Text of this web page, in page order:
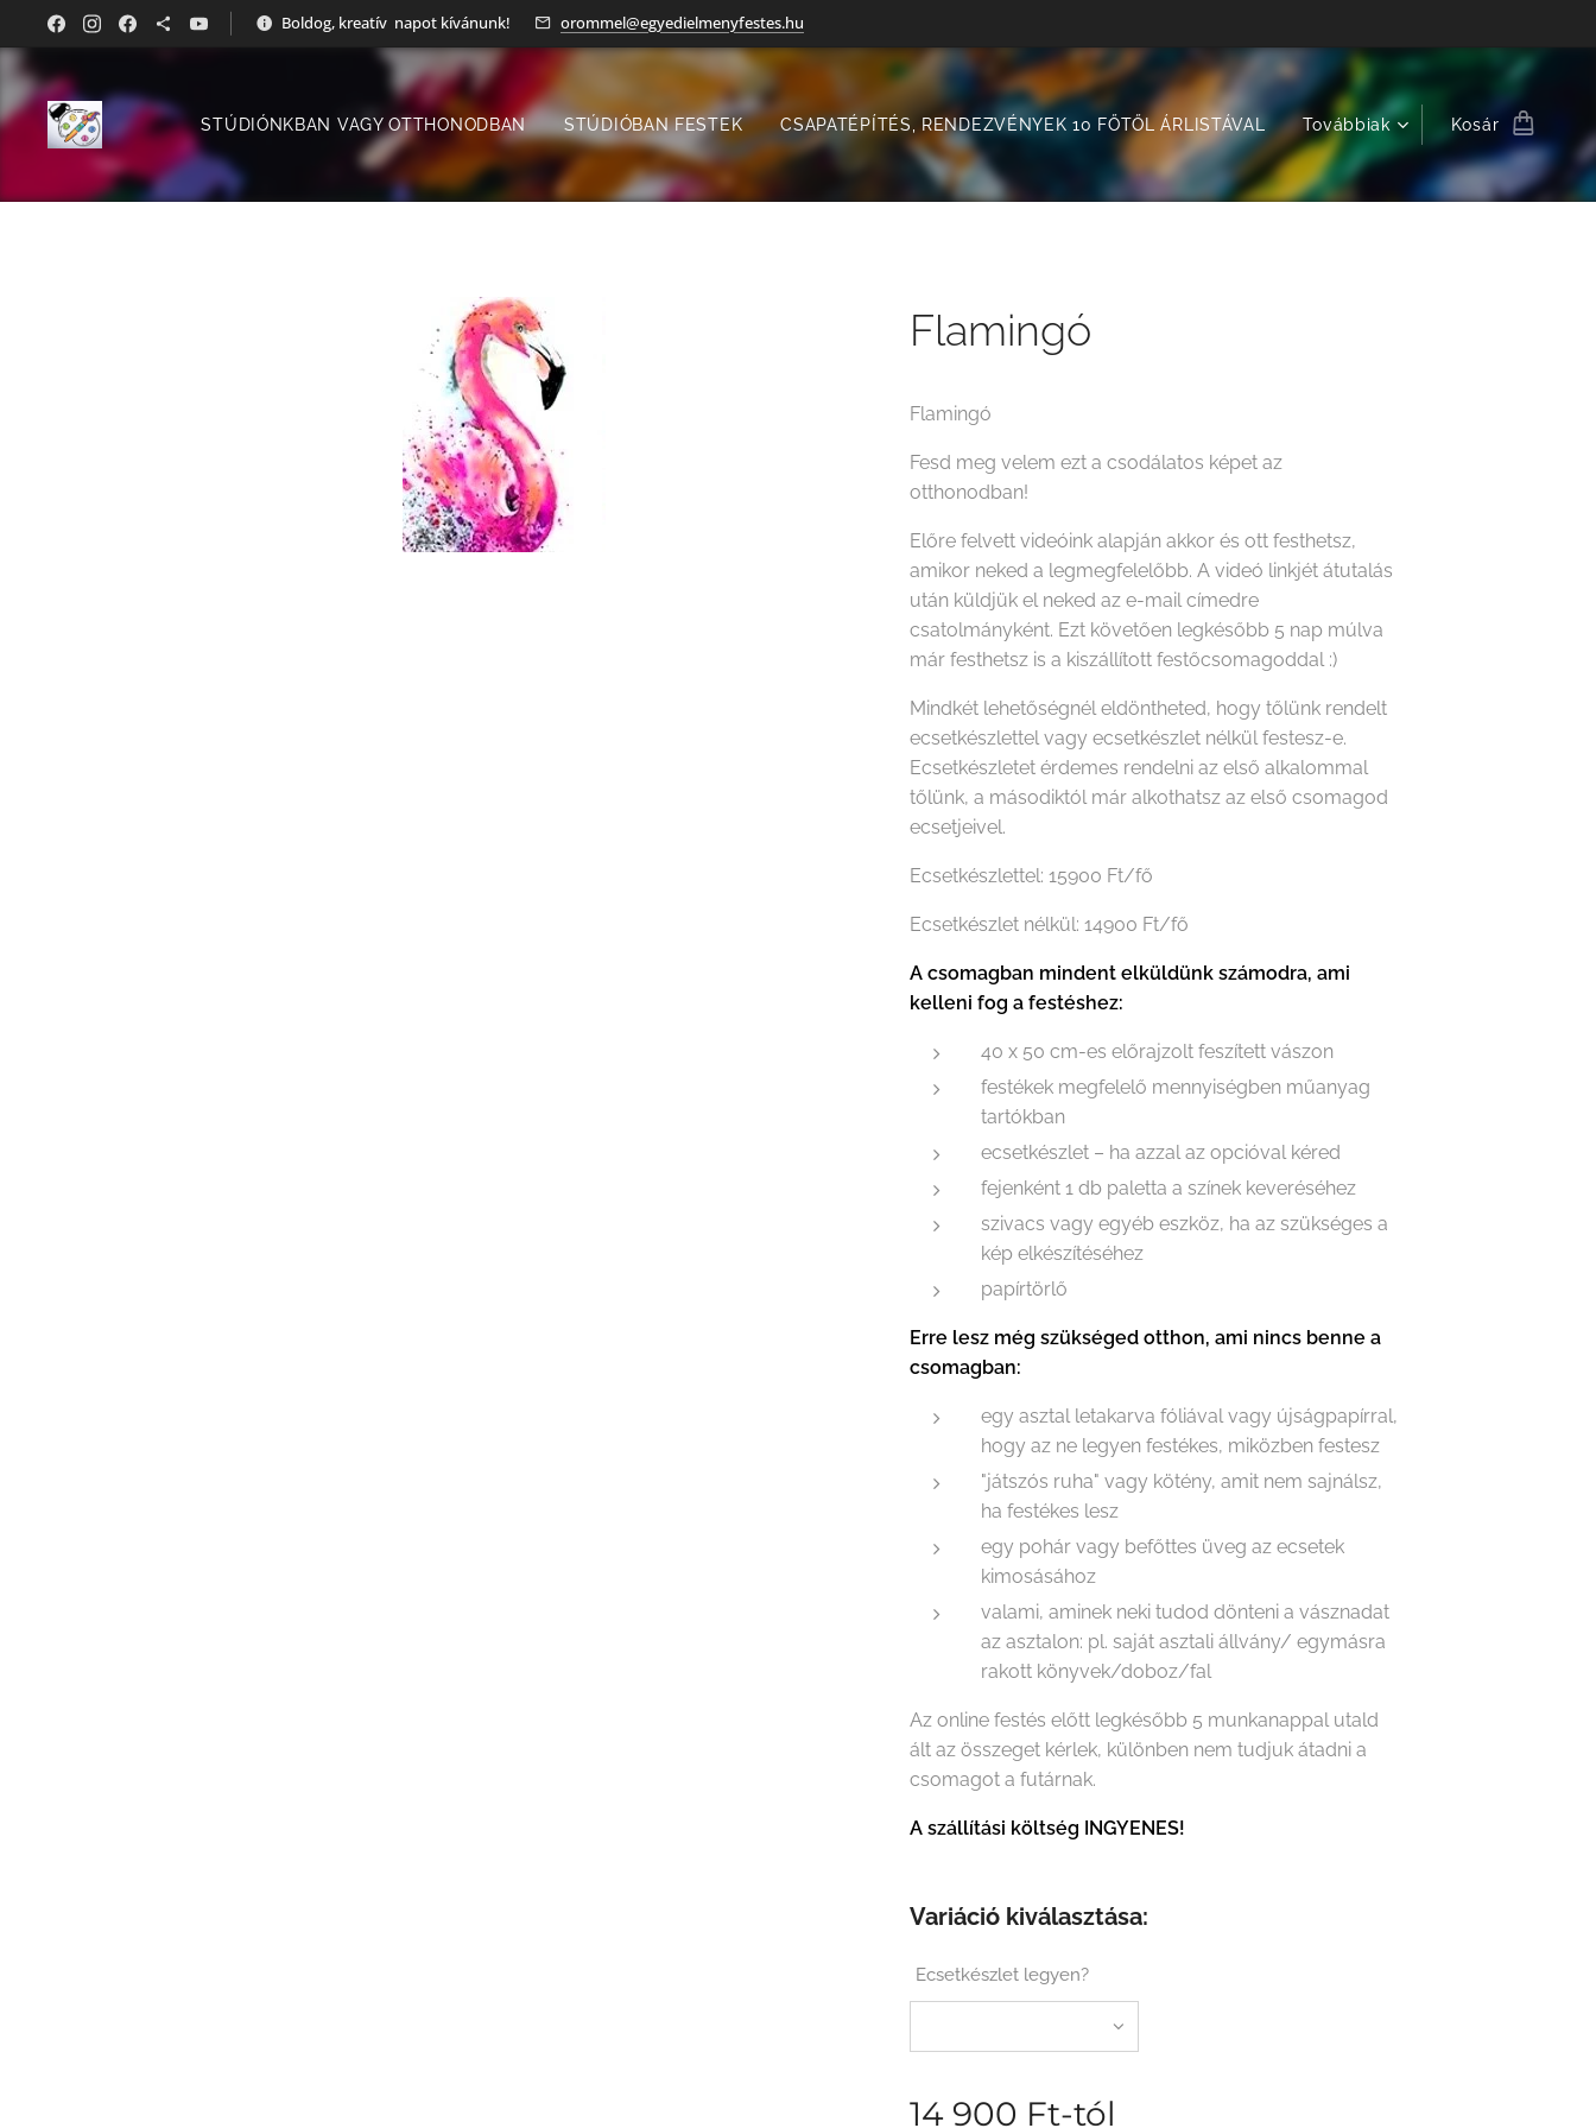
Boldog, kreatív napot kívánunk! orommel@egyedielmenyfestes.hu
STÚDIÓNKBAN VAGY OTTHONODBAN STÚDIÓBAN FESTEK CSAPATÉPÍTÉS, RENDEZVÉNYEK 10 FŐTŐL ÁRLISTÁVAL Továbbiak Kosár
Flamingó
Flamingó
Fesd meg velem ezt a csodálatos képet az
otthonodban!
Előre felvett videóink alapján akkor és ott festhetsz,
amikor neked a legmegfelelőbb. A videó linkjét átutalás
után küldjük el neked az e-mail címedre
csatolmányként. Ezt követően legkésőbb 5 nap múlva
már festhetsz is a kiszállított festőcsomagoddal :)
Mindkét lehetőségnél eldöntheted, hogy tőlünk rendelt
ecsetkészlettel vagy ecsetkészlet nélkül festesz-e.
Ecsetkészletet érdemes rendelni az első alkalommal
tőlünk, a másodiktól már alkothatsz az első csomagod
ecsetjeivel.
Ecsetkészlettel: 15900 Ft/fő
Ecsetkészlet nélkül: 14900 Ft/fő
A csomagban mindent elküldünk számodra, ami
kelleni fog a festéshez:
40 x 50 cm-es előrajzolt feszített vászon
festékek megfelelő mennyiségben műanyag
tartókban
ecsetkészlet – ha azzal az opcióval kéred
fejenként 1 db paletta a színek keveréséhez
szivacs vagy egyéb eszköz, ha az szükséges a
kép elkészítéséhez
papírtörlő
Erre lesz még szükséged otthon, ami nincs benne a
csomagban:
egy asztal letakarva fóliával vagy újságpapírral,
hogy az ne legyen festékes, miközben festesz
"játszós ruha" vagy kötény, amit nem sajnálsz,
ha festékes lesz
egy pohár vagy befőttes üveg az ecsetek
kimosásához
valami, aminek neki tudod dönteni a vásznadat
az asztalon: pl. saját asztali állvány/ egymásra
rakott könyvek/doboz/fal
Az online festés előtt legkésőbb 5 munkanappal utald
ált az összeget kérlek, különben nem tudjuk átadni a
csomagot a futárnak.
A szállítási költség INGYENES!
Variáció kiválasztása:
Ecsetkészlet legyen?
14 900 Ft-tól